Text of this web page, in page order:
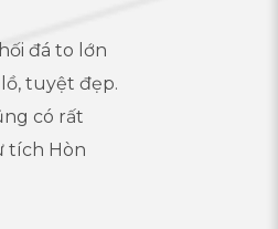
đá to lớn
tuyệt đẹp.
có rất
tích Hòn